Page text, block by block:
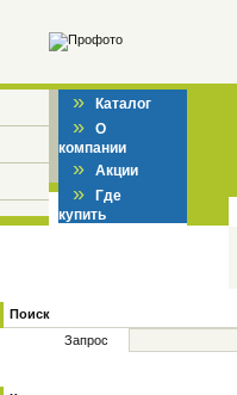
» Каталог
» О
компании
» Акции
» Где
купить
Поиск
Запрос